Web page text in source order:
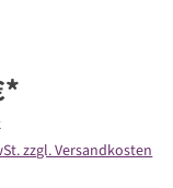
zzgl. Versandkosten